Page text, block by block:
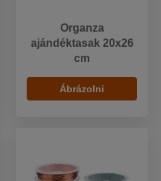
Organza
ajándéktasak 20x26
cm
Ábrázolni